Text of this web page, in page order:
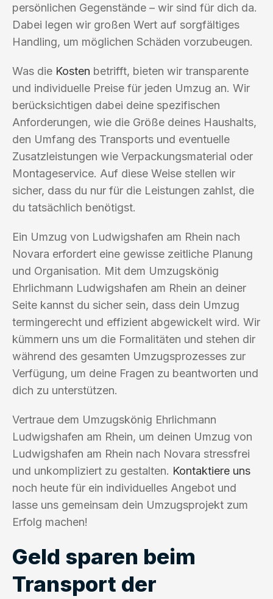
persönlichen Gegenstände – wir sind für dich da.
Dabei legen wir großen Wert auf sorgfältiges
Handling, um möglichen Schäden vorzubeugen.
Was die Kosten betrifft, bieten wir transparente
und individuelle Preise für jeden Umzug an. Wir
berücksichtigen dabei deine spezifischen
Anforderungen, wie die Größe deines Haushalts,
den Umfang des Transports und eventuelle
Zusatzleistungen wie Verpackungsmaterial oder
Montageservice. Auf diese Weise stellen wir
sicher, dass du nur für die Leistungen zahlst, die
du tatsächlich benötigst.
Ein Umzug von Ludwigshafen am Rhein nach
Novara erfordert eine gewisse zeitliche Planung
und Organisation. Mit dem Umzugskönig
Ehrlichmann Ludwigshafen am Rhein an deiner
Seite kannst du sicher sein, dass dein Umzug
termingerecht und effizient abgewickelt wird. Wir
kümmern uns um die Formalitäten und stehen dir
während des gesamten Umzugsprozesses zur
Verfügung, um deine Fragen zu beantworten und
dich zu unterstützen.
Vertraue dem Umzugskönig Ehrlichmann
Ludwigshafen am Rhein, um deinen Umzug von
Ludwigshafen am Rhein nach Novara stressfrei
und unkompliziert zu gestalten. Kontaktiere uns
noch heute für ein individuelles Angebot und
lasse uns gemeinsam dein Umzugsprojekt zum
Erfolg machen!
Geld sparen beim
Transport der